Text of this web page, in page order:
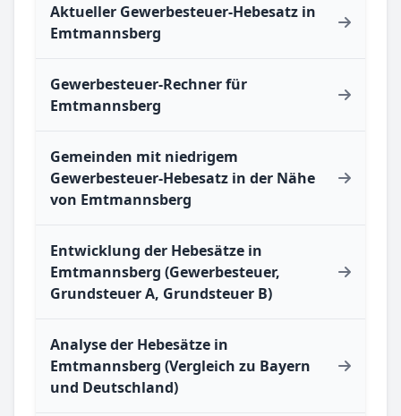
Aktueller Gewerbesteuer-Hebesatz in
Emtmannsberg
Gewerbesteuer-Rechner für
Emtmannsberg
Gemeinden mit niedrigem
Gewerbesteuer-Hebesatz in der Nähe
von Emtmannsberg
Entwicklung der Hebesätze in
Emtmannsberg (Gewerbesteuer,
Grundsteuer A, Grundsteuer B)
Analyse der Hebesätze in
Emtmannsberg (Vergleich zu Bayern
und Deutschland)